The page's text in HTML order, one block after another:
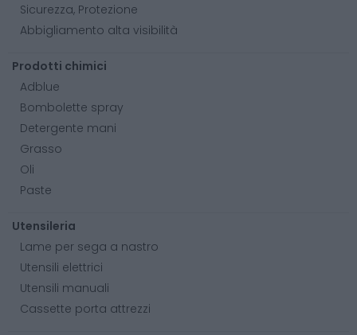
Sicurezza, Protezione
Abbigliamento alta visibilità
Prodotti chimici
Adblue
Bombolette spray
Detergente mani
Grasso
Oli
Paste
Utensileria
Lame per sega a nastro
Utensili elettrici
Utensili manuali
Cassette porta attrezzi